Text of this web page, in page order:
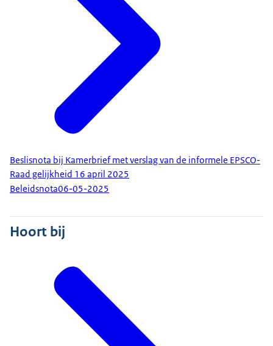
Beslisnota bij Kamerbrief met verslag van de informele EPSCO-
Raad gelijkheid 16 april 2025
Beleidsnota06-05-2025
Hoort bij